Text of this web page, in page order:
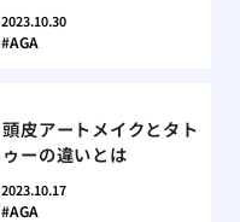
2023.10.30
AGA
頭皮アートメイクとタト
ゥーの違いとは
2023.10.17
AGA